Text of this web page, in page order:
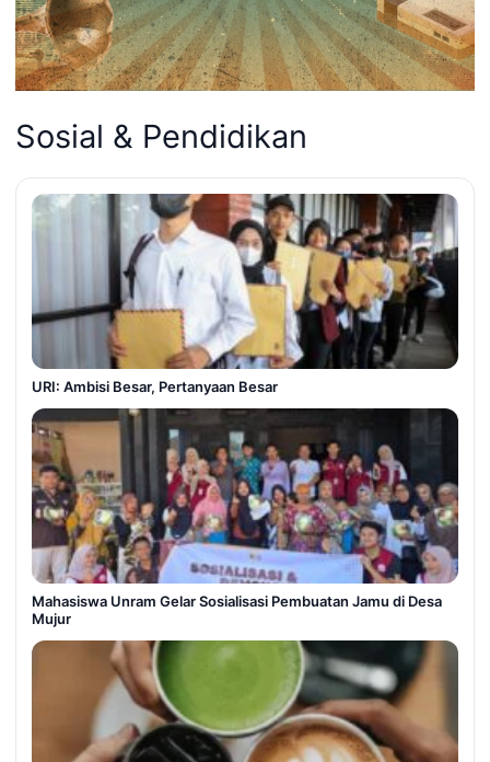
Sosial & Pendidikan
URI: Ambisi Besar, Pertanyaan Besar
Mahasiswa Unram Gelar Sosialisasi Pembuatan Jamu di Desa
Mujur